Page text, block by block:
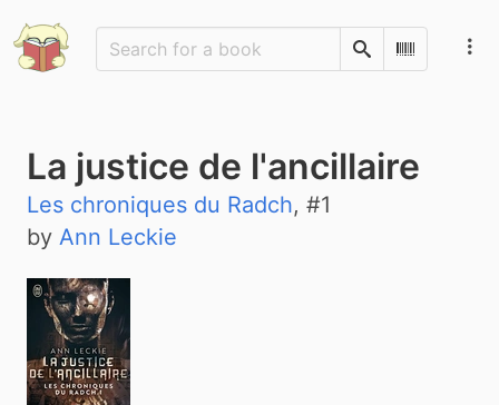
SearchScan
La justice de l'ancillaire
Les chroniques du Radch, #1
by Ann Leckie